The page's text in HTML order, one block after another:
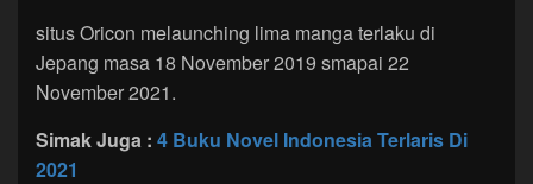
situs Oricon melaunching lima manga terlaku di
Jepang masa 18 November 2019 smapai 22
November 2021.
Simak Juga : 4 Buku Novel Indonesia Terlaris Di
2021